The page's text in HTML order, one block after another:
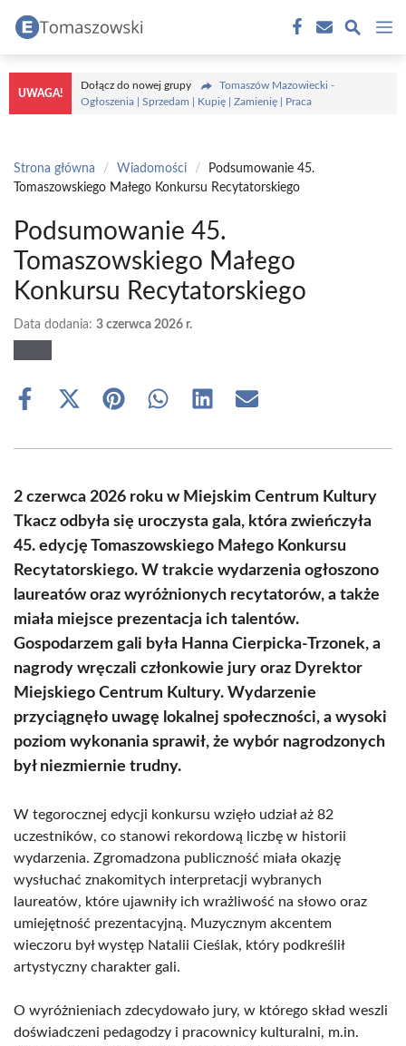
treści
UWAGA!
Dołącz do nowej grupy
Tomaszów Mazowiecki -
Ogłoszenia | Sprzedam | Kupię | Zamienię | Praca
Strona główna / Wiadomości /
Podsumowanie 45.
Tomaszowskiego Małego Konkursu Recytatorskiego
Podsumowanie 45.
Tomaszowskiego Małego
Konkursu Recytatorskiego
Data dodania: 3 czerwca 2026 r.
Share
Share
(Twitter)
Share Share Share Share
2 czerwca 2026 roku w Miejskim Centrum Kultury
Tkacz odbyła się uroczysta gala, która zwieńczyła
45. edycję Tomaszowskiego Małego Konkursu
Recytatorskiego. W trakcie wydarzenia ogłoszono
laureatów oraz wyróżnionych recytatorów, a także
miała miejsce prezentacja ich talentów.
Gospodarzem gali była Hanna Cierpicka-Trzonek, a
nagrody wręczali członkowie jury oraz Dyrektor
Miejskiego Centrum Kultury. Wydarzenie
przyciągnęło uwagę lokalnej społeczności, a wysoki
poziom wykonania sprawił, że wybór nagrodzonych
był niezmiernie trudny.
W tegorocznej edycji konkursu wzięło udział aż 82
uczestników, co stanowi rekordową liczbę w historii
wydarzenia. Zgromadzona publiczność miała okazję
wysłuchać znakomitych interpretacji wybranych
laureatów, które ujawniły ich wrażliwość na słowo oraz
umiejętność prezentacyjną. Muzycznym akcentem
wieczoru był występ Natalii Cieślak, który podkreślił
artystyczny charakter gali.
O wyróżnieniach zdecydowało jury, w którego skład weszli
doświadczeni pedagodzy i pracownicy kulturalni, m.in.